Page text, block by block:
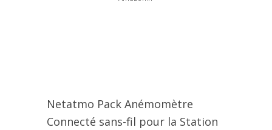
Netatmo Pack Anémomètre
Connecté sans-fil pour la Station